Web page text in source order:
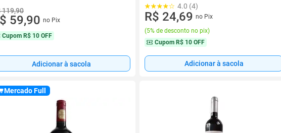
119,90
59,90 no Pix
Cupom R$ 10 OFF
Adicionar à sacola
4.0 (4)
R$ 24,69 no Pix
(5% de desconto no pix)
Cupom R$ 10 OFF
Adicionar à sacola
Mercado Full